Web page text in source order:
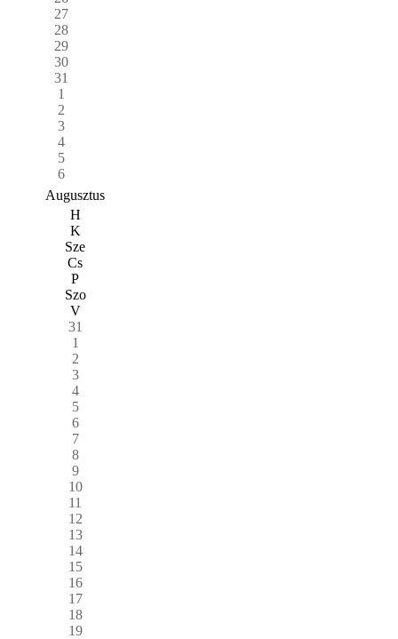
27
28
29
30
31
1
2
3
4
5
6
Augusztus
H
K
Sze
Cs
P
Szo
V
31
1
2
3
4
5
6
7
8
9
10
11
12
13
14
15
16
17
18
19